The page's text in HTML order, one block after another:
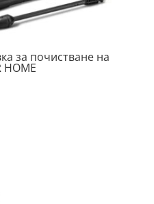
за почистване на
HOME